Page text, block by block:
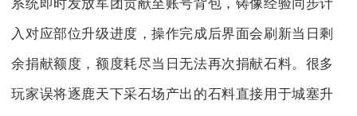
系统即时发放军团贡献至账号背包，铸像经验同步计
入对应部位升级进度，操作完成后界面会刷新当日剩
余捐献额度，额度耗尽当日无法再次捐献石料。很多
玩家误将逐鹿天下采石场产出的石料直接用于城塞升